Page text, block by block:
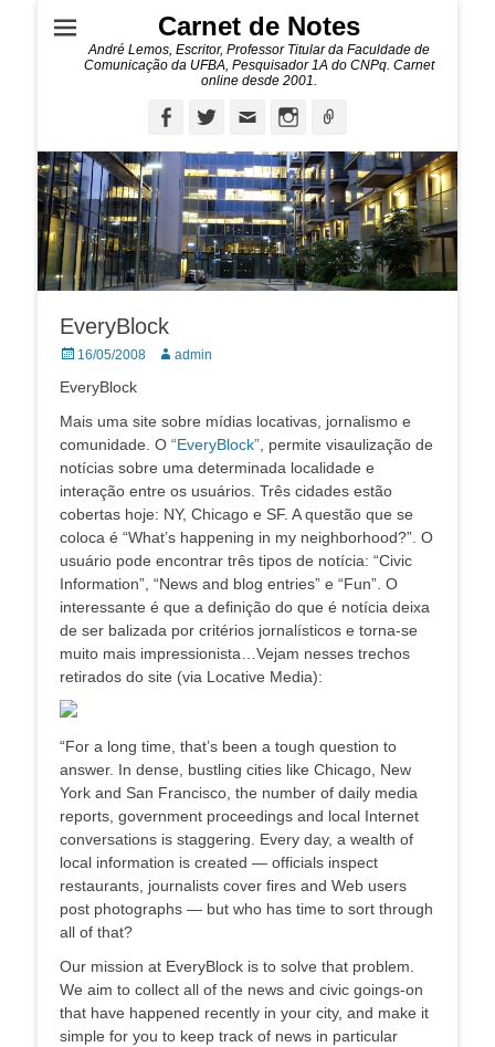
Carnet de Notes
André Lemos, Escritor, Professor Titular da Faculdade de
Comunicação da UFBA, Pesquisador 1A do CNPq. Carnet
online desde 2001.
FacebookTwitterEmail Instagram
EveryBlock
Posted
16/05/2008 Autor:admin
EveryBlock
Mais uma site sobre mídias locativas, jornalismo e
comunidade. O “EveryBlock”, permite visaulização de
notícias sobre uma determinada localidade e
interação entre os usuários. Três cidades estão
cobertas hoje: NY, Chicago e SF. A questão que se
coloca é “What’s happening in my neighborhood?”. O
usuário pode encontrar três tipos de notícia: “Civic
Information”, “News and blog entries” e “Fun”. O
interessante é que a definição do que é notícia deixa
de ser balizada por critérios jornalísticos e torna-se
muito mais impressionista…Vejam nesses trechos
retirados do site (via Locative Media):
“For a long time, that’s been a tough question to
answer. In dense, bustling cities like Chicago, New
York and San Francisco, the number of daily media
reports, government proceedings and local Internet
conversations is staggering. Every day, a wealth of
local information is created — officials inspect
restaurants, journalists cover fires and Web users
post photographs — but who has time to sort through
all of that?
Our mission at EveryBlock is to solve that problem.
We aim to collect all of the news and civic goings-on
that have happened recently in your city, and make it
simple for you to keep track of news in particular